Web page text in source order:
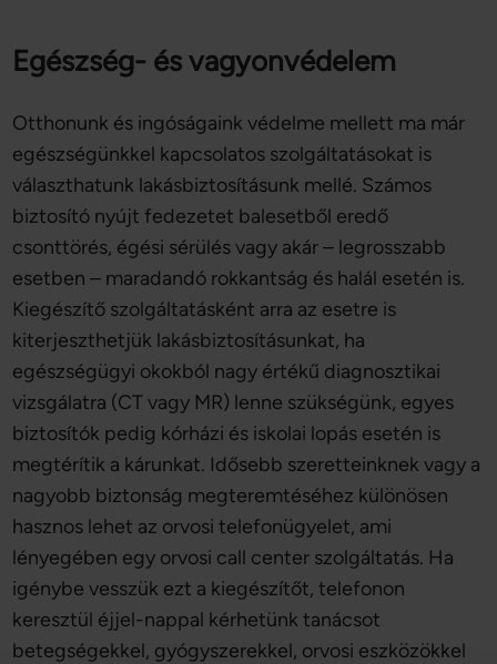
Egészség- és vagyonvédelem
Otthonunk és ingóságaink védelme mellett ma már
egészségünkkel kapcsolatos szolgáltatásokat is
választhatunk lakásbiztosításunk mellé. Számos
biztosító nyújt fedezetet balesetből eredő
csonttörés, égési sérülés vagy akár – legrosszabb
esetben – maradandó rokkantság és halál esetén is.
Kiegészítő szolgáltatásként arra az esetre is
kiterjeszthetjük lakásbiztosításunkat, ha
egészségügyi okokból nagy értékű diagnosztikai
vizsgálatra (CT vagy MR) lenne szükségünk, egyes
biztosítók pedig kórházi és iskolai lopás esetén is
megtérítik a kárunkat. Idősebb szeretteinknek vagy a
nagyobb biztonság megteremtéséhez különösen
hasznos lehet az orvosi telefonügyelet, ami
lényegében egy orvosi call center szolgáltatás. Ha
igénybe vesszük ezt a kiegészítőt, telefonon
keresztül éjjel-nappal kérhetünk tanácsot
betegségekkel, gyógyszerekkel, orvosi eszközökkel